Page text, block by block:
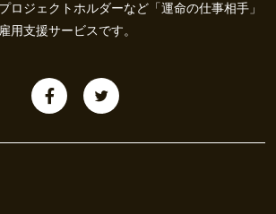
ロジェクトホルダーなど「運命の仕事相手」
用支援サービスです。